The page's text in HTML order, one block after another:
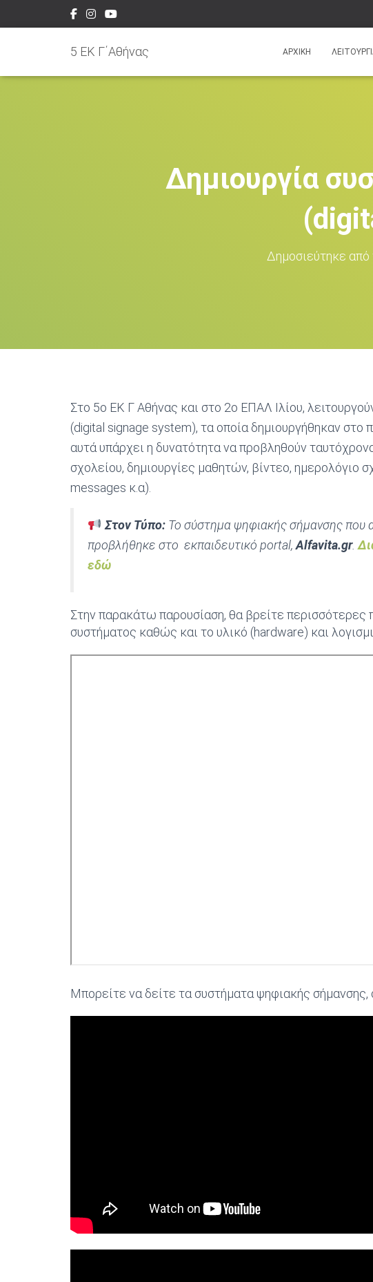
5 EK Γ΄Αθήνας ΑΡΧΙΚΉ
Δημιουργία
Δημοσιεύτηκε από
Στο 5ο ΕΚ Γ Αθήνας και στο 2ο ΕΠΑΛ Ιλίου,
(digital signage system), τα οποία δημιουργήθηκαν στο
αυτά υπάρχει η δυνατότητα να προβληθούν
σχολείου, δημιουργίες μαθητών, βίντεο, ημερολόγιο
messages κ.α).
Στον Τύπο:Το σύστημα ψηφιακής σήμανσης που
προβλήθηκε στο εκπαιδευτικό portal,Alfavita.gr.
εδώ
Στην παρακάτω παρουσίαση, θα βρείτε περισσότερες
συστήματος καθώς και το υλικό (hardware) και
Μπορείτε να δείτε τα συστήματα ψηφιακής